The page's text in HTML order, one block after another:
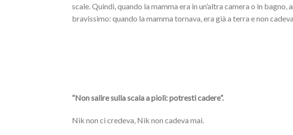
scale. Quindi, quando la mamma era in un’altra camera o in bagno,
bravissimo: quando la mamma tornava, era già a terra e non
“Non salire sulla scala a pioli: potresti cadere”.
Nik non ci credeva, Nik non cadeva mai.